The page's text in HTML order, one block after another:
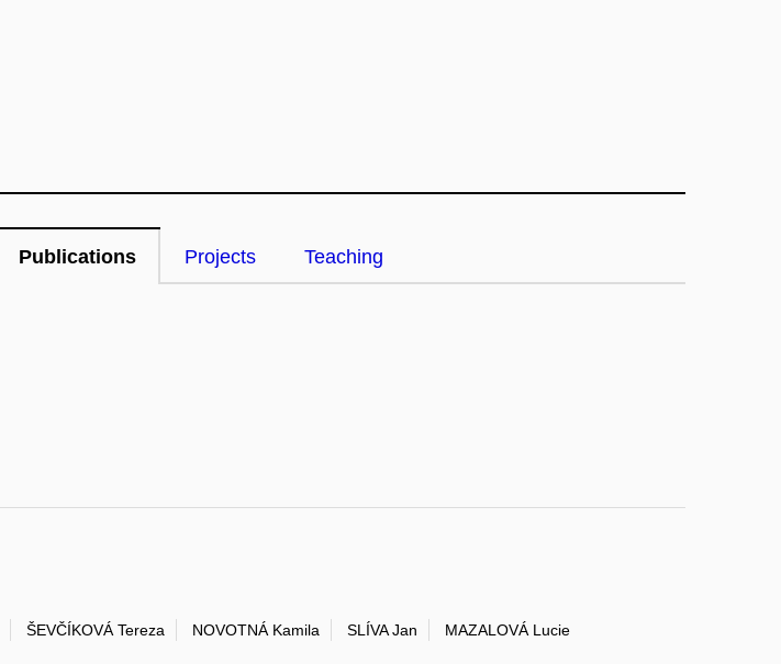
Publications Projects Teaching
ŠEVČÍKOVÁ Tereza NOVOTNÁ Kamila SLÍVA Jan
MAZALOVÁ Lucie